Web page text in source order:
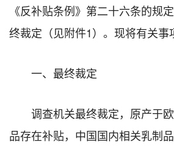
《反补贴条例》第二十六条的规
终裁定（见附件1）。现将有关事
一、最终裁定
调查机关最终裁定，原产于
品存在补贴，中国国内相关乳制